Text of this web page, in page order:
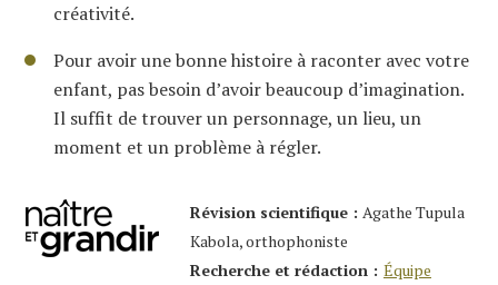
créativité.
Pour avoir une bonne histoire à raconter avec votre
enfant, pas besoin d’avoir beaucoup d’imagination.
Il suffit de trouver un personnage, un lieu, un
moment et un problème à régler.
Révision scientifique : Agathe Tupula
Kabola, orthophoniste
Recherche et rédaction : Équipe